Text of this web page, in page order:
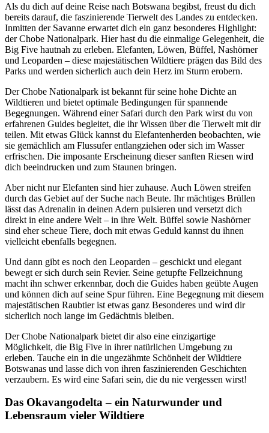
Als du dich auf deine Reise nach Botswana begibst, freust du dich
bereits darauf, die faszinierende Tierwelt des Landes zu entdecken.
Inmitten der Savanne erwartet dich ein ganz besonderes Highlight:
der Chobe Nationalpark. Hier hast du die einmalige Gelegenheit, die
Big Five hautnah zu erleben. Elefanten, Löwen, Büffel, Nashörner
und Leoparden – diese majestätischen Wildtiere prägen das Bild des
Parks und werden sicherlich auch dein Herz im Sturm erobern.
Der Chobe Nationalpark ist bekannt für seine hohe Dichte an
Wildtieren und bietet optimale Bedingungen für spannende
Begegnungen. Während einer Safari durch den Park wirst du von
erfahrenen Guides begleitet, die ihr Wissen über die Tierwelt mit dir
teilen. Mit etwas Glück kannst du Elefantenherden beobachten, wie
sie gemächlich am Flussufer entlangziehen oder sich im Wasser
erfrischen. Die imposante Erscheinung dieser sanften Riesen wird
dich beeindrucken und zum Staunen bringen.
Aber nicht nur Elefanten sind hier zuhause. Auch Löwen streifen
durch das Gebiet auf der Suche nach Beute. Ihr mächtiges Brüllen
lässt das Adrenalin in deinen Adern pulsieren und versetzt dich
direkt in eine andere Welt – in ihre Welt. Büffel sowie Nashörner
sind eher scheue Tiere, doch mit etwas Geduld kannst du ihnen
vielleicht ebenfalls begegnen.
Und dann gibt es noch den Leoparden – geschickt und elegant
bewegt er sich durch sein Revier. Seine getupfte Fellzeichnung
macht ihn schwer erkennbar, doch die Guides haben geübte Augen
und können dich auf seine Spur führen. Eine Begegnung mit diesem
majestätischen Raubtier ist etwas ganz Besonderes und wird dir
sicherlich noch lange im Gedächtnis bleiben.
Der Chobe Nationalpark bietet dir also eine einzigartige
Möglichkeit, die Big Five in ihrer natürlichen Umgebung zu
erleben. Tauche ein in die ungezähmte Schönheit der Wildtiere
Botswanas und lasse dich von ihren faszinierenden Geschichten
verzaubern. Es wird eine Safari sein, die du nie vergessen wirst!
Das Okavangodelta – ein Naturwunder und
Lebensraum vieler Wildtiere